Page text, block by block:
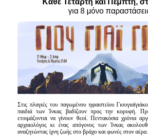
Είσοδος διαχειριστή
Κάθε Τετάρτη και Πέμπτη,
για 8 μόνο
Στις πλαγιές του παγωμένου ηφαιστείου
παιδιά των Ίνκας βαδίζουν προς την κορυφή.
ετοιμάζονται να γίνουν θεοί. Πεντακόσια χρόνια
αρχαιολόγος κι ένας απόγονος των Ίνκας
αναζητώντας ίχνη ζωής στο βράχο και φωνές στον αέρα.